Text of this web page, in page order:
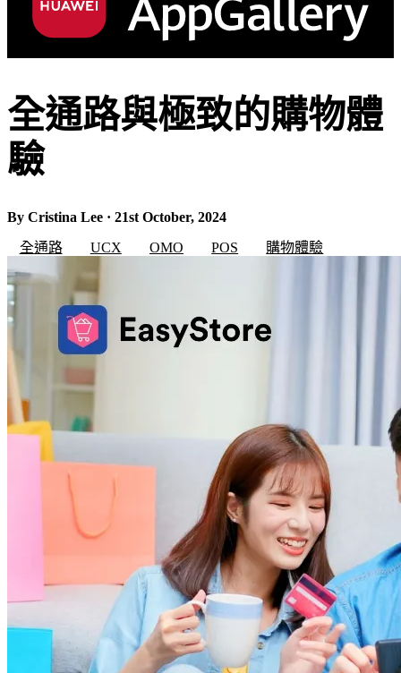
全通路與極致的購物體
驗
By Cristina Lee · 21st October, 2024
全通路
UCX OMO POS 購物體驗